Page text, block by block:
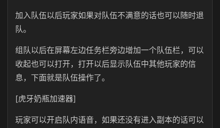
加入队伍以后玩家如果对队伍不满意的话也可以随时退
队。
组队以后在屏幕左边任务栏旁边增加一个队伍栏，可以
收起也可以打开，打开以后显示队伍中其他玩家的信
息，下面就是队伍操作了。
[虎牙奶瓶加速器]
玩家可以开启队内语音，如果还没有进入副本的话可以